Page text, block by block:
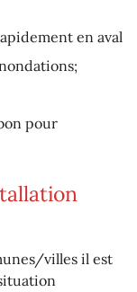
en aval
pour
villes il est